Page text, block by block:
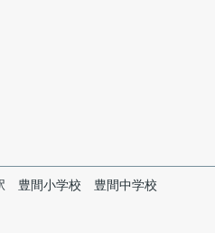
豊間小学校 豊間中学校